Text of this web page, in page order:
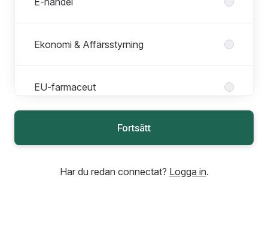
Ekonomi & Affärsstyrning
EU-farmaceut
Human Resources
Fortsätt
Har du redan connectat? Logga in.